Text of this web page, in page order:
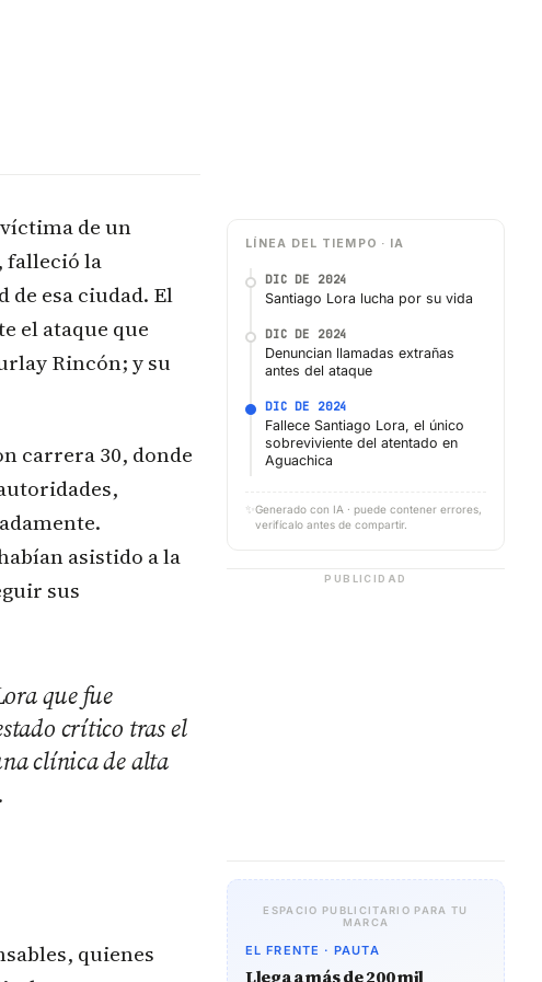
de un
falleció la
de esa ciudad. El
el ataque que
Rincón; y su
carrera 30, donde
asistido a la
sus
que fue
crítico tras el
clínica de alta
quienes
LÍNEA DEL TIEMPO · IA
DIC DE 2024
Santiago Lora lucha por su vida
DIC DE 2024
Denuncian llamadas extrañas
antes del ataque
DIC DE 2024
Fallece Santiago Lora, el único
sobreviviente del atentado en
Aguachica
✨ Generado con IA · puede contener errores,
verifícalo antes de compartir.
PUBLICIDAD
ESPACIO PUBLICITARIO PARA TU
MARCA
EL FRENTE · PAUTA
Llega a más de 200 mil